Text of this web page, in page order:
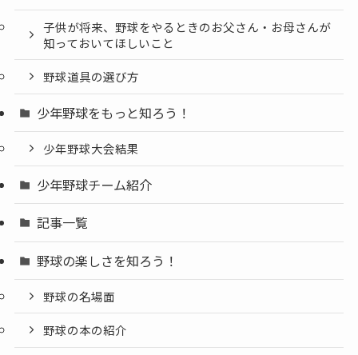
子供が将来、野球をやるときのお父さん・お母さんが
知っておいてほしいこと
野球道具の選び方
少年野球をもっと知ろう！
少年野球大会結果
少年野球チーム紹介
記事一覧
野球の楽しさを知ろう！
野球の名場面
野球の本の紹介